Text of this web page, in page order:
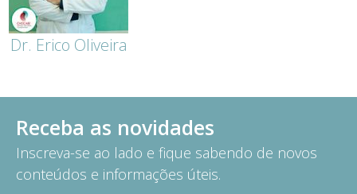
Dr. Erico Oliveira
Receba as novidades
Inscreva-se ao lado e fique sabendo de novos
conteúdos e informações úteis.